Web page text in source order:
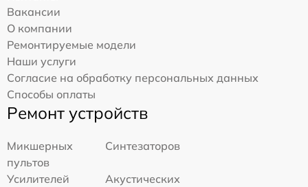
Вакансии
О компании
Ремонтируемые модели
Наши услуги
Согласие на обработку персональных данных
Способы оплаты
Ремонт устройств
Микшерных
пультов
Синтезаторов
Усилителей
Акустических